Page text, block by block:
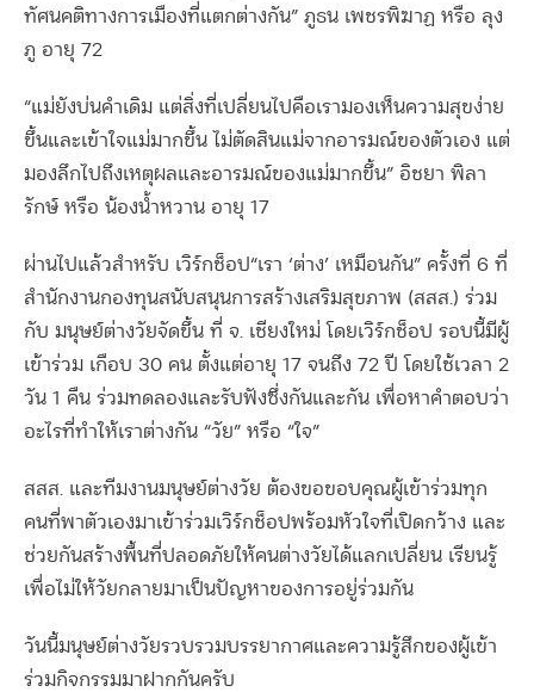
ทัศนคติทางการเมืองที่แตกต่างกัน” ภูธน เพชรพิฆาฏ หรือ ลุง
ภู อายุ 72
“แม่ยังบ่นคำเดิม แต่สิ่งที่เปลี่ยนไปคือเรามองเห็นความสุขง่าย
ขึ้นและเข้าใจแม่มากขึ้น ไม่ตัดสินแม่จากอารมณ์ของตัวเอง แต่
มองลึกไปถึงเหตุผลและอารมณ์ของแม่มากขึ้น” อิชยา พิลา
รักษ์ หรือ น้องน้ำหวาน อายุ 17
ผ่านไปแล้วสำหรับ เวิร์กช็อป“เรา ‘ต่าง’ เหมือนกัน” ครั้งที่ 6 ที่
สำนักงานกองทุนสนับสนุนการสร้างเสริมสุขภาพ (สสส.) ร่วม
กับ มนุษย์ต่างวัยจัดขึ้น ที่ จ. เชียงใหม่ โดยเวิร์กช็อป รอบนี้มีผู้
เข้าร่วม เกือบ 30 คน ตั้งแต่อายุ 17 จนถึง 72 ปี โดยใช้เวลา 2
วัน 1 คืน ร่วมทดลองและรับฟังซึ่งกันและกัน เพื่อหาคำตอบว่า
อะไรที่ทำให้เราต่างกัน “วัย” หรือ “ใจ”
สสส. และทีมงานมนุษย์ต่างวัย ต้องขอขอบคุณผู้เข้าร่วมทุก
คนที่พาตัวเองมาเข้าร่วมเวิร์กช็อปพร้อมหัวใจที่เปิดกว้าง และ
ช่วยกันสร้างพื้นที่ปลอดภัยให้คนต่างวัยได้แลกเปลี่ยน เรียนรู้
เพื่อไม่ให้วัยกลายมาเป็นปัญหาของการอยู่ร่วมกัน
วันนี้มนุษย์ต่างวัยรวบรวมบรรยากาศและความรู้สึกของผู้เข้า
ร่วมกิจกรรมมาฝากกันครับ